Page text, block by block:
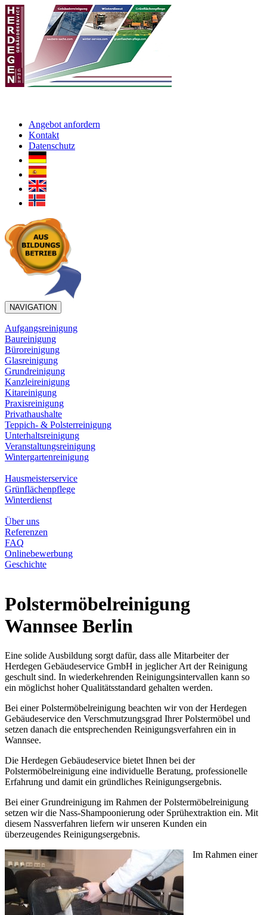
Angebot anfordern
Kontakt
Datenschutz
NAVIGATION
Aufgangsreinigung
Baureinigung
Büroreinigung
Glasreinigung
Grundreinigung
Kanzleireinigung
Kitareinigung
Praxisreinigung
Privathaushalte
Teppich- & Polsterreinigung
Unterhaltsreinigung
Veranstaltungsreinigung
Wintergartenreinigung
Hausmeisterservice
Grünflächenpflege
Winterdienst
Über uns
Referenzen
FAQ
Onlinebewerbung
Geschichte
Polstermöbelreinigung
Wannsee Berlin
Eine solide Ausbildung sorgt dafür, dass alle Mitarbeiter der
Herdegen Gebäudeservice GmbH in jeglicher Art der Reinigung
geschult sind. In wiederkehrenden Reinigungsintervallen kann so
ein möglichst hoher Qualitätsstandard gehalten werden.
Bei einer Polstermöbelreinigung beachten wir von der Herdegen
Gebäudeservice den Verschmutzungsgrad Ihrer Polstermöbel und
setzen danach die entsprechenden Reinigungsverfahren ein in
Wannsee.
Die Herdegen Gebäudeservice bietet Ihnen bei der
Polstermöbelreinigung eine individuelle Beratung, professionelle
Erfahrung und damit ein gründliches Reinigungsergebnis.
Bei einer Grundreinigung im Rahmen der Polstermöbelreinigung
setzen wir die Nass-Shampoonierung oder Sprühextraktion ein. Mit
diesem Nassverfahren liefern wir unseren Kunden ein
überzeugendes Reinigungsergebnis.
Im Rahmen einer